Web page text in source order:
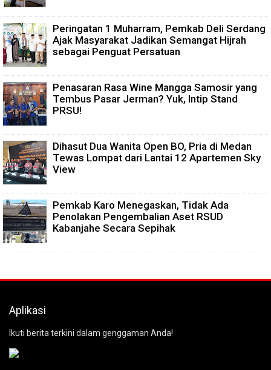
Peringatan 1 Muharram, Pemkab Deli Serdang
Ajak Masyarakat Jadikan Semangat Hijrah
sebagai Penguat Persatuan
Penasaran Rasa Wine Mangga Samosir yang
Tembus Pasar Jerman? Yuk, Intip Stand
PRSU!
Dihasut Dua Wanita Open BO, Pria di Medan
Tewas Lompat dari Lantai 12 Apartemen Sky
View
Pemkab Karo Menegaskan, Tidak Ada
Penolakan Pengembalian Aset RSUD
Kabanjahe Secara Sepihak
Aplikasi
Ikuti berita terkini dalam genggaman Anda!